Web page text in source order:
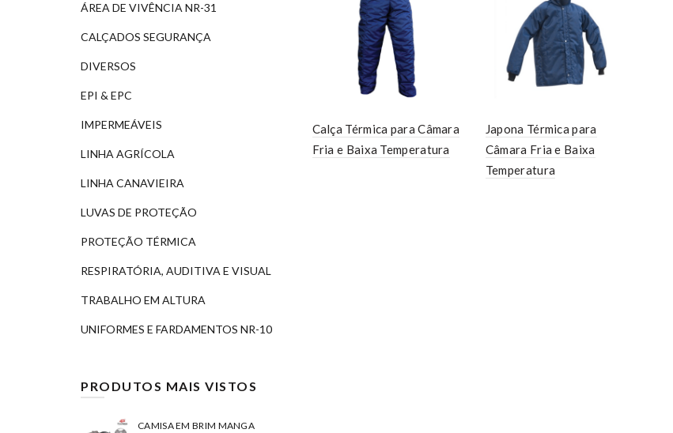
Calça Térmica para Câmara
Fria e Baixa Temperatura
Japona Térmica para
Câmara Fria e Baixa
Temperatura
ÁREA DE VIVÊNCIA NR-31
CALÇADOS SEGURANÇA
DIVERSOS
EPI & EPC
IMPERMEÁVEIS
LINHA AGRÍCOLA
LINHA CANAVIEIRA
LUVAS DE PROTEÇÃO
PROTEÇÃO TÉRMICA
RESPIRATÓRIA, AUDITIVA E VISUAL
TRABALHO EM ALTURA
UNIFORMES E FARDAMENTOS NR-10
PRODUTOS MAIS VISTOS
CAMISA EM BRIM MANGA